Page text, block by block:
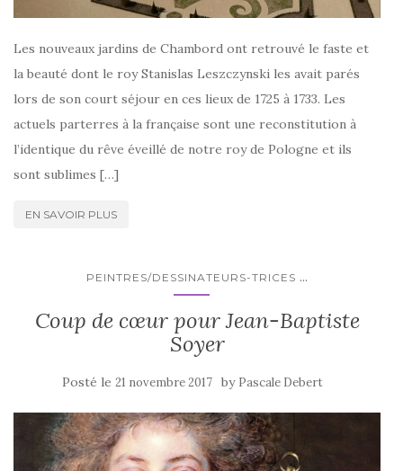
Les nouveaux jardins de Chambord ont retrouvé le faste et
la beauté dont le roy Stanislas Leszczynski les avait parés
lors de son court séjour en ces lieux de 1725 à 1733. Les
actuels parterres à la française sont une reconstitution à
l’identique du rêve éveillé de notre roy de Pologne et ils
sont sublimes […]
EN SAVOIR PLUS
PEINTRES/DESSINATEURS-TRICES ...
Coup de cœur pour Jean-Baptiste
Soyer
Posté le 21 novembre 2017 by Pascale Debert